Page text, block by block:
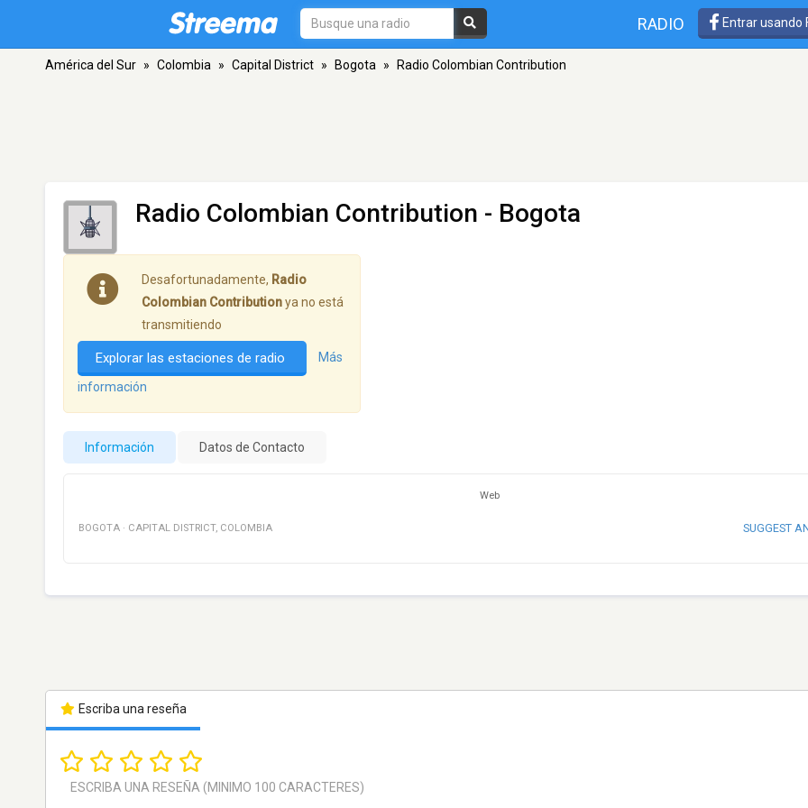
RADIO Entrar usando
América del Sur » Colombia » Capital District » Bogota » Radio Colombian Contribution
Radio Colombian Contribution - Bogota
Desafortunadamente, Radio
Colombian Contributionya no está
transmitiendo
Explorar las estaciones de radio Más
información
Información Datos de Contacto
Web
BOGOTA · CAPITAL DISTRICT, COLOMBIA SUGGEST
Escriba una reseña